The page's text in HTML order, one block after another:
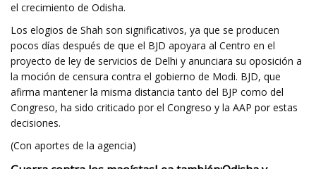
el crecimiento de Odisha.
Los elogios de Shah son significativos, ya que se producen
pocos días después de que el BJD apoyara al Centro en el
proyecto de ley de servicios de Delhi y anunciara su oposición a
la moción de censura contra el gobierno de Modi. BJD, que
afirma mantener la misma distancia tanto del BJP como del
Congreso, ha sido criticado por el Congreso y la AAP por estas
decisiones.
(Con aportes de la agencia)